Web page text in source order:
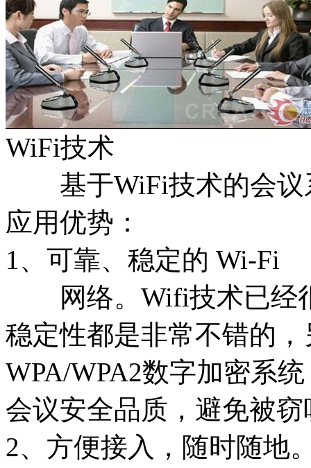
WiFi技术
基于WiFi技术的会议
应用优势：
1、可靠、稳定的 Wi-Fi
网络。Wifi技术已经
稳定性都是非常不错的
WPA/WPA2数字加密系
会议安全品质，避免被
2、方便接入，随时随地